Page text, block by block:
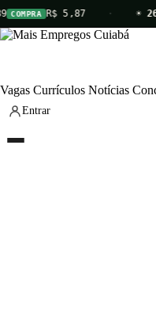
R$ 5,87 ☀ 26°
Vagas Currículos Notícias
Entrar